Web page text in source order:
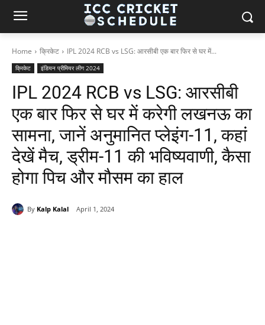
Home क्रिकेट IPL 2024 RCB vs LSG: आरसीबी एक बार फिर से घर में...
क्रिकेट इंडियन प्रीमियर लीग 2024
IPL 2024 RCB vs LSG: आरसीबी
एक बार फिर से घर में करेगी लखनऊ का
सामना, जानें अनुमानित प्लेइंग-11, कहां
देखें मैच, ड्रीम-11 की भविष्यवाणी, कैसा
होगा पिच और मौसम का हाल
By Kalp Kalal April 1, 2024